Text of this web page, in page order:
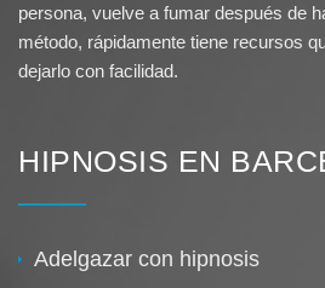
persona, vuelve a fumar después de
método, rápidamente tiene recursos
dejarlo con facilidad.
HIPNOSIS EN
Adelgazar con hipnosis